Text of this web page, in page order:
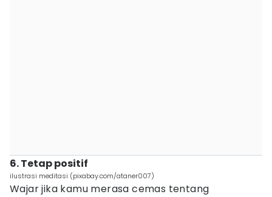
6. Tetap positif
ilustrasi meditasi (pixabay.com/ataner007)
Wajar jika kamu merasa cemas tentang